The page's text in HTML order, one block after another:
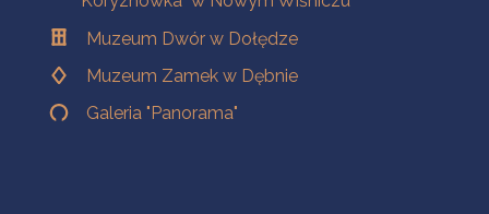
Muzeum Dwór w Dołędze
Muzeum Zamek w Dębnie
Galeria "Panorama"